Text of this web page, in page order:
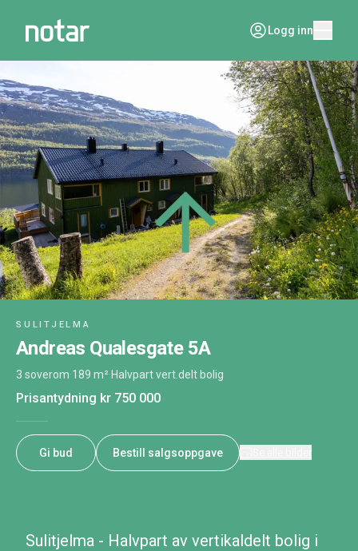
Logg inn
SULITJELMA
Andreas Qualesgate 5A
3 soverom·189 m²·Halvpart vert.delt bolig
Prisantydning kr 750 000
Gi bud Bestill salgsoppgave
Sulitjelma - Halvpart av vertikaldelt bolig i